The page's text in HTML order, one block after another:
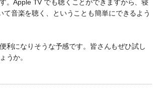
。Apple TV でも聴くことができますから、寝
て音楽を聴く、ということも簡単にできるよう
利になりそうな予感です。皆さんもぜひ試し
うか。